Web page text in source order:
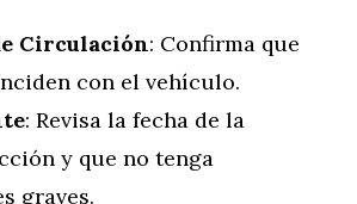
Circulación: Confirma que
con el vehículo.
: Revisa la fecha de la
y que no tenga
graves.